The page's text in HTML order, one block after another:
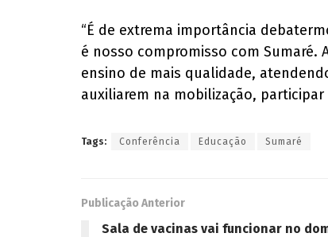
“É de extrema importância
é nosso compromisso com Sumaré.
ensino de mais qualidade,
auxiliarem na mobilização,
Tags: Conferência Educação Sumaré
Publicação Anterior
Sala de vacinas vai funcionar no